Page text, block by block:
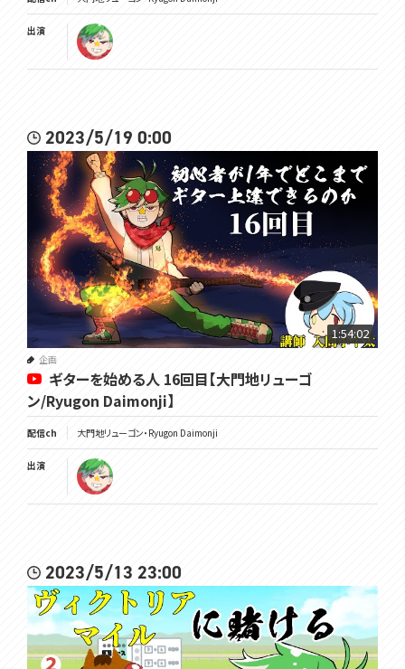
出演
2023/5/19 0:00
1:54:02
企画
ギターを始める人 16回目【大門地リューゴ
ン/Ryugon Daimonji】
配信ch 大門地リューゴン・Ryugon Daimonji
出演
2023/5/13 23:00